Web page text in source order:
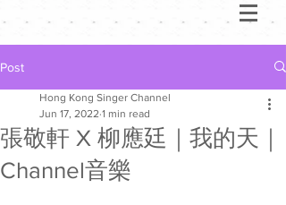
Post
張敬軒 X 柳應廷｜我的天｜
Channel音樂
Hong Kong Singer Channel
Jun 17, 2022 1 min read